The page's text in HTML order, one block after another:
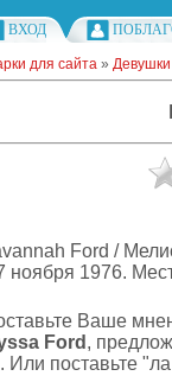
ВХОД
для сайта »
Ford /
ноября 1976.
Ваше
Ford ,
Или поставьте